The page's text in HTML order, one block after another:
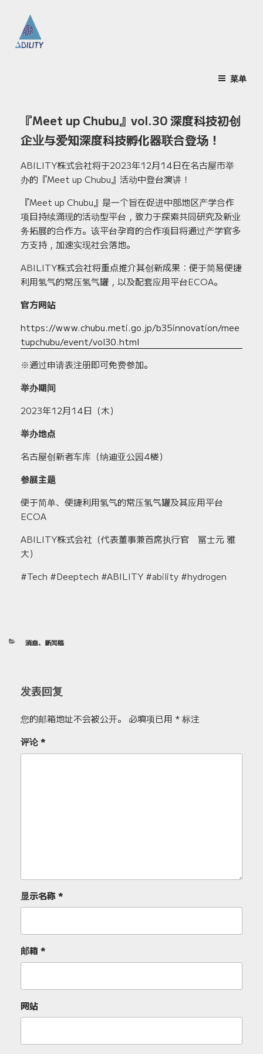
菜单
『Meet up Chubu』vol.30 深度科技初创
企业与爱知深度科技孵化器联合登场！
ABILITY株式会社将于2023年12月14日在名古屋市举
办的『Meet up Chubu』活动中登台演讲！
『Meet up Chubu』是一个旨在促进中部地区产学合作
项目持续涌现的活动型平台，致力于探索共同研究及新业
务拓展的合作方。该平台孕育的合作项目将通过产学官多
方支持，加速实现社会落地。
ABILITY株式会社将重点推介其创新成果：便于简易便捷
利用氢气的常压氢气罐，以及配套应用平台ECOA。
官方网站
https://www.chubu.meti.go.jp/b35innovation/mee
tupchubu/event/vol30.html
※通过申请表注册即可免费参加。
举办期间
2023年12月14日（木）
举办地点
名古屋创新者车库（纳迪亚公园4楼）
参展主题
便于简单、便捷利用氢气的常压氢气罐及其应用平台
ECOA
ABILITY株式会社（代表董事兼首席执行官 冨士元 雅
大）
#Tech #Deeptech #ABILITY #ability #hydrogen
分
消息、 新闻稿
发表回复
您的邮箱地址不会被公开。 必填项已用 *标注
评论*
显示名称*
邮箱 *
网站